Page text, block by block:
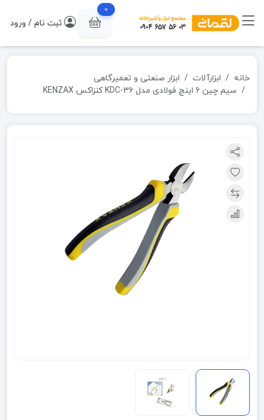
0
ثبت نام / ورود
خانه ابزارآلات
ابزار صنعتی و تعمیرگاهی
سیم چین 6 اینچ فولادی مدل KDC-36 کنزاکس KENZAX